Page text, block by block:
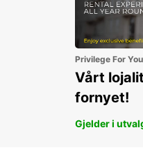
Privilege For
Vårt
fornyet!
Gjelder i